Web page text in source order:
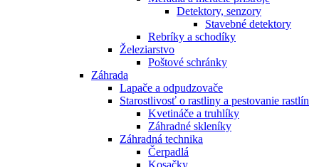
Detektory, senzory
Stavebné detektory
Rebríky a schodíky
Železiarstvo
Poštové schránky
Záhrada
Lapače a odpudzovače
Starostlivosť o rastliny a pestovanie rastlín
Kvetináče a truhlíky
Záhradné skleníky
Záhradná technika
Čerpadlá
Kosačky